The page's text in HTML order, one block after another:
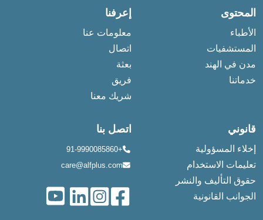
المحتوى
الأطباء
المستشفيات
مدن في الهند
خدماتنا
إعرفنا
معلومات عنا
اتصال
بعثة
فريق
شريك معنا
قانوني
إخلاء المسؤولية
تعليمات الاستخدام
حقوق التأليف والنشر
الجوانب القانونية
اتصل بنا
+91-9990085860
care@alfplus.com